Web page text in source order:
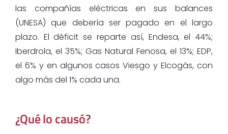
las compañías eléctricas en sus balances
(UNESA) que debería ser pagado en el largo
plazo. El déficit se reparte así, Endesa, el 44%;
Iberdrola, el 35%; Gas Natural Fenosa, el 13%; EDP,
el 6% y en algunos casos Viesgo y Elcogás, con
algo más del 1% cada una.
¿Qué lo causó?